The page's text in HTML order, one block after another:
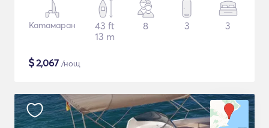
Катамаран
43 ft
13 m
8 3 3
$2,067 /нощ